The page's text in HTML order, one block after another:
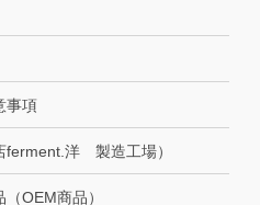
事項
ferment.洋 製造工場）
OEM商品）